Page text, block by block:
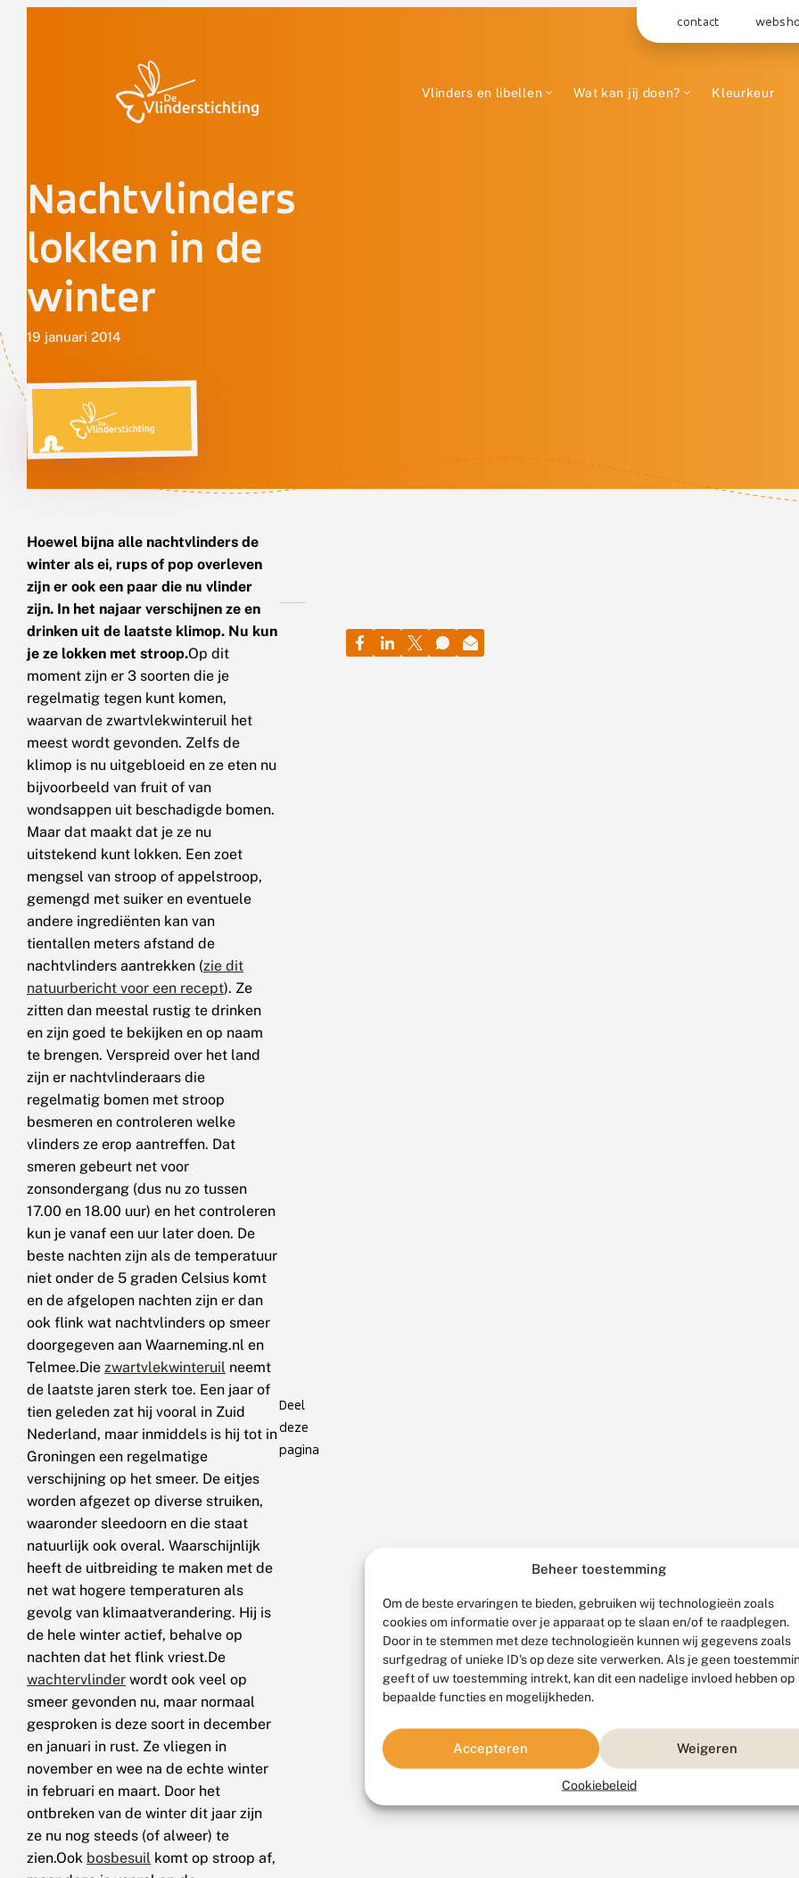
Beheer toestemming
Om de beste ervaringen te bieden, gebruiken wij technologieën zoals
cookies om informatie over je apparaat op te slaan en/of te raadplegen.
Door in te stemmen met deze technologieën kunnen wij gegevens zoals
surfgedrag of unieke ID's op deze site verwerken. Als je geen
geeft of uw toestemming intrekt, kan dit een nadelige invloed hebben op
bepaalde functies en mogelijkheden.
Accepteren Weigeren
Cookiebeleid
contact
Vlinders en libellen Wat kan jij doen? Kleurkeur
Nachtvlinders
lokken in de
winter
19 januari 2014
Hoewel bijna alle nachtvlinders de
winter als ei, rups of pop overleven
zijn er ook een paar die nu vlinder
zijn. In het najaar verschijnen ze en
drinken uit de laatste klimop. Nu kun
je ze lokken met stroop.Op dit
moment zijn er 3 soorten die je
regelmatig tegen kunt komen,
waarvan de zwartvlekwinteruil het
meest wordt gevonden. Zelfs de
klimop is nu uitgebloeid en ze eten nu
bijvoorbeeld van fruit of van
wondsappen uit beschadigde bomen.
Maar dat maakt dat je ze nu
uitstekend kunt lokken. Een zoet
mengsel van stroop of appelstroop,
gemengd met suiker en eventuele
andere ingrediënten kan van
tientallen meters afstand de
nachtvlinders aantrekken (zie dit
natuurbericht voor een recept). Ze
zitten dan meestal rustig te drinken
en zijn goed te bekijken en op naam
te brengen. Verspreid over het land
zijn er nachtvlinderaars die
regelmatig bomen met stroop
besmeren en controleren welke
vlinders ze erop aantreffen. Dat
smeren gebeurt net voor
zonsondergang (dus nu zo tussen
17.00 en 18.00 uur) en het controleren
kun je vanaf een uur later doen. De
beste nachten zijn als de temperatuur
niet onder de 5 graden Celsius komt
en de afgelopen nachten zijn er dan
ook flink wat nachtvlinders op smeer
doorgegeven aan Waarneming.nl en
Telmee.Die zwartvlekwinteruil neemt
de laatste jaren sterk toe. Een jaar of
tien geleden zat hij vooral in Zuid
Nederland, maar inmiddels is hij tot in
Groningen een regelmatige
verschijning op het smeer. De eitjes
worden afgezet op diverse struiken,
waaronder sleedoorn en die staat
natuurlijk ook overal. Waarschijnlijk
heeft de uitbreiding te maken met de
net wat hogere temperaturen als
gevolg van klimaatverandering. Hij is
de hele winter actief, behalve op
nachten dat het flink vriest.De
wachtervlinder wordt ook veel op
smeer gevonden nu, maar normaal
gesproken is deze soort in december
en januari in rust. Ze vliegen in
november en wee na de echte winter
in februari en maart. Door het
ontbreken van de winter dit jaar zijn
ze nu nog steeds (of alweer) te
zien.Ook bosbesuil komt op stroop af,
Deel
deze
pagina